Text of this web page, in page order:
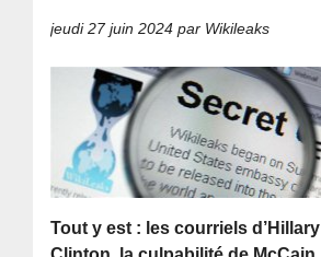
jeudi 27 juin 2024 par Wikileaks
Tout y est : les courriels d’Hillary